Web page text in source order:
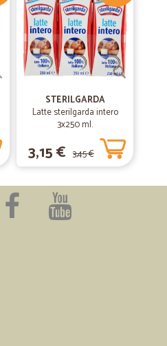
STERILGARDA
Latte sterilgarda intero
3x250 ml.
3,15 € 3,45 €